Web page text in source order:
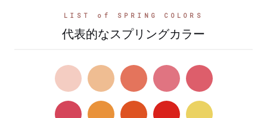
LIST of SPRING COLORS
代表的なスプリングカラー